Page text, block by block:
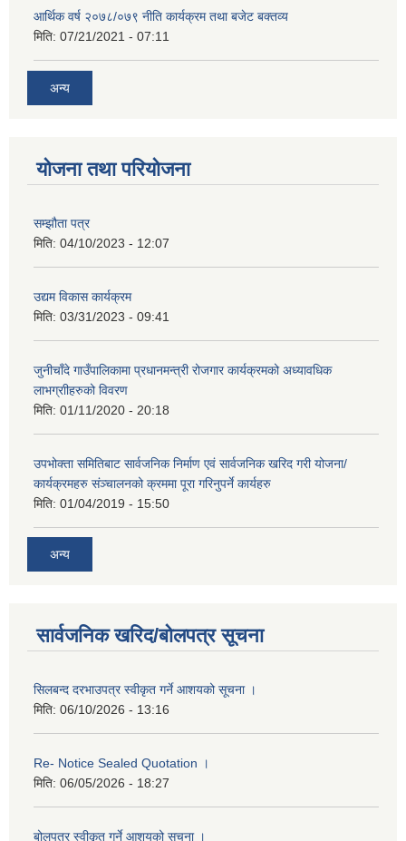
आर्थिक वर्ष २०७८/०७९ नीति कार्यक्रम तथा बजेट बक्तव्य
मिति: 07/21/2021 - 07:11
अन्य
योजना तथा परियोजना
सम्झौता पत्र
मिति: 04/10/2023 - 12:07
उद्यम विकास कार्यक्रम
मिति: 03/31/2023 - 09:41
जुनीचाँदे गाउँपालिकामा प्रधानमन्‍त्री रोजगार कार्यक्रमको अध्यावधिक
लाभग्राीहरुको विवरण
मिति: 01/11/2020 - 20:18
उपभोक्ता समितिबाट सार्वजनिक निर्माण एवं सार्वजनिक खरिद गरी योजना/
कार्यक्रमहरु संञ्‍चालनको क्रममा पूरा गरिनुपर्ने कार्यहरु
मिति: 01/04/2019 - 15:50
अन्य
सार्वजनिक खरिद/बोलपत्र सूचना
सिलबन्द दरभाउपत्र स्वीकृत गर्ने आशयको सूचना ।
मिति: 06/10/2026 - 13:16
Re- Notice Sealed Quotation ।
मिति: 06/05/2026 - 18:27
बोलपत्र स्वीकृत गर्ने आशयको सूचना ।